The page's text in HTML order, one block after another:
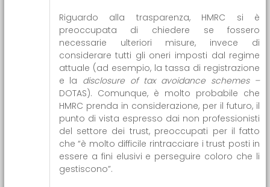
Riguardo alla trasparenza, HMRC si è
preoccupata di chiedere se fossero
necessarie ulteriori misure, invece di
considerare tutti gli oneri imposti dal regime
attuale (ad esempio, la tassa di registrazione
e la disclosure of tax avoidance schemes –
DOTAS). Comunque, è molto probabile che
HMRC prenda in considerazione, per il futuro, il
punto di vista espresso dai non professionisti
del settore dei trust, preoccupati per il fatto
che “è molto difficile rintracciare i trust posti in
essere a fini elusivi e perseguire coloro che li
gestiscono”.